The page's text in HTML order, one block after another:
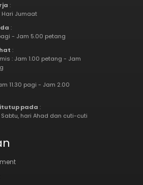
:
Hari Jumaat
:
- Jam 5.00 petang
:
: Jam 1.00 petang - Jam
11.30 pagi - Jam 2.00
pada :
hari Ahad dan cuti-cuti